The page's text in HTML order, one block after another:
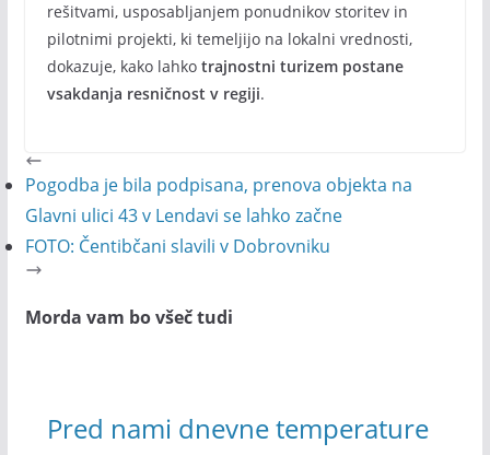
rešitvami, usposabljanjem ponudnikov storitev in
pilotnimi projekti, ki temeljijo na lokalni vrednosti,
dokazuje, kako lahko trajnostni turizem postane
vsakdanja resničnost v regiji.
Pogodba je bila podpisana, prenova objekta na
Glavni ulici 43 v Lendavi se lahko začne
FOTO: Čentibčani slavili v Dobrovniku
Morda vam bo všeč tudi
Pred nami dnevne temperature